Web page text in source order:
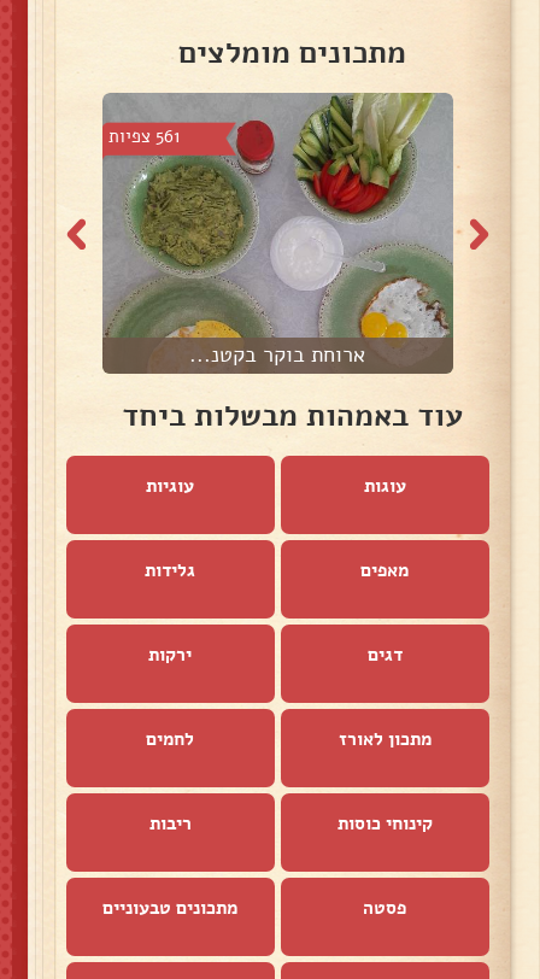
מתכונים מומלצים
561 צפיות
ארוחת בוקר בקטנ...
עוד באמהות מבשלות ביחד
עוגות עוגיות
מאפים גלידות
דגים ירקות
מתכון לאורז לחמים
קינוחי כוסות ריבות
פסטה מתכונים טבעוניים